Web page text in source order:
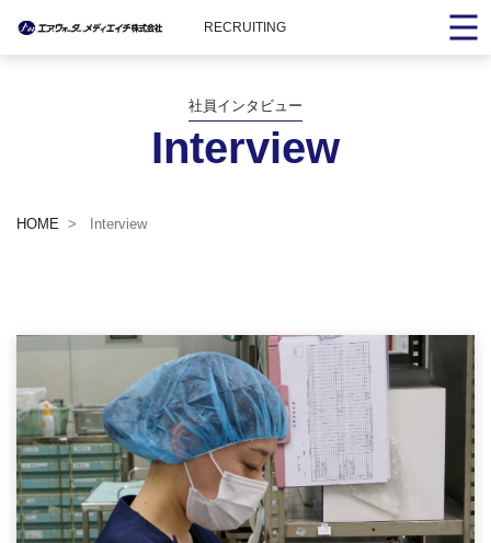
RECRUITING
社員インタビュー
Interview
HOME Interview